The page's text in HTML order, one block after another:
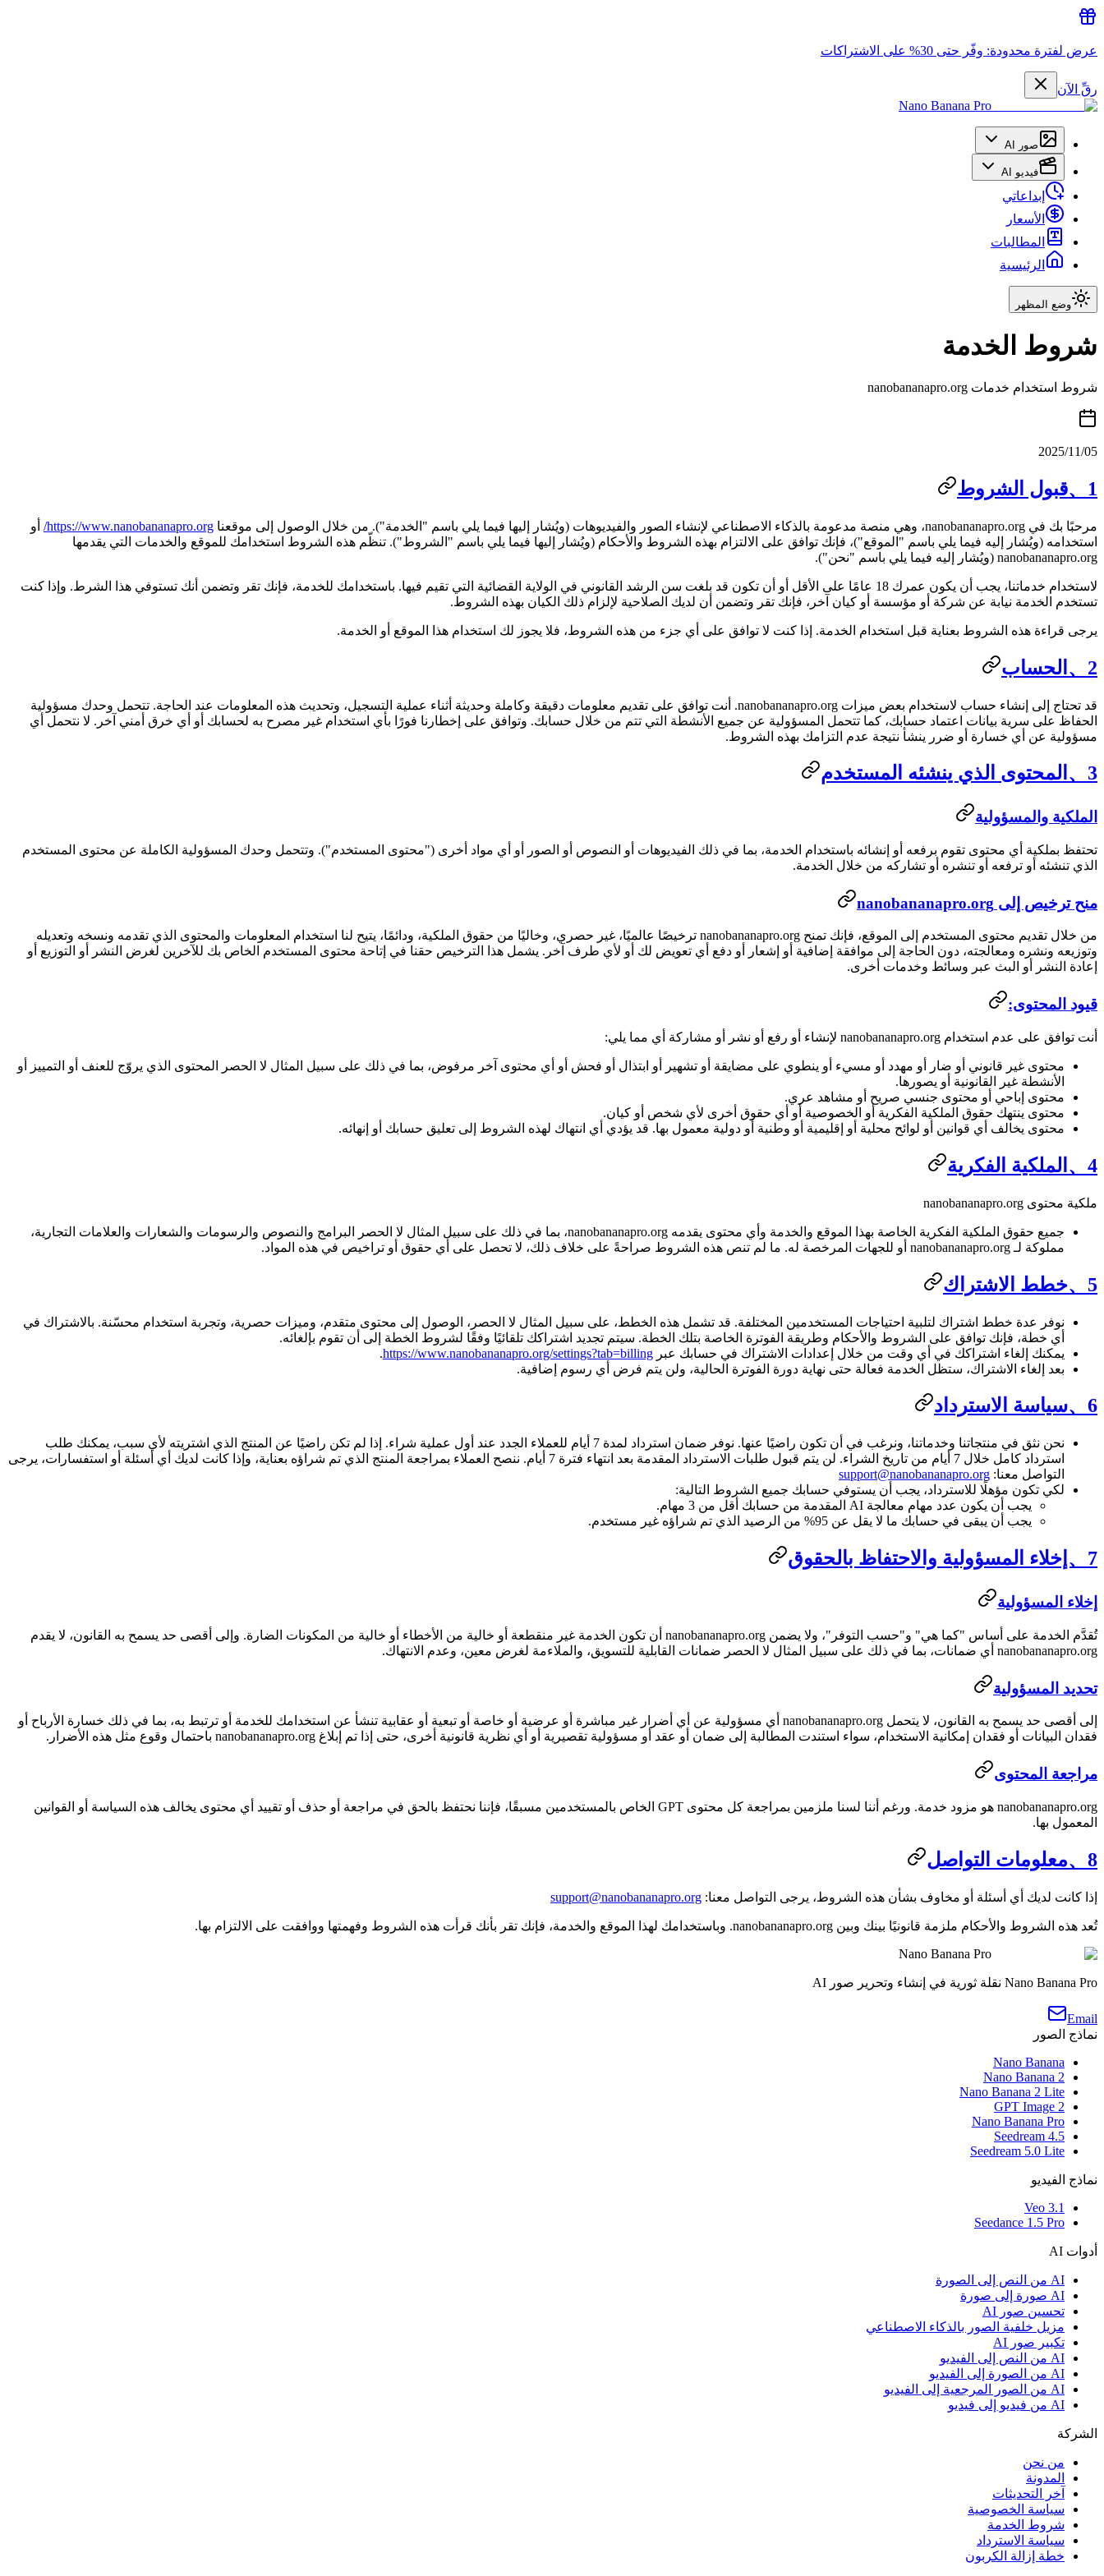
عرض لفترة محدودة: وفّر حتى 30% على الاشتراكات
رقِّ الآن
Nano Banana Pro
صور AI
فيديو AI
إبداعاتي
الأسعار
المطالبات
الرئيسية
وضع المظهر
شروط الخدمة
شروط استخدام خدمات nanobananapro.org
2025/11/05
1、قبول الشروط
مرحبًا بك في nanobananapro.org، وهي منصة مدعومة بالذكاء الاصطناعي لإنشاء الصور والفيديوهات (ويُشار إليها فيما يلي باسم "الخدمة"). من خلال الوصول إلى موقعنا https://www.nanobananapro.org/
أو
استخدامه (ويُشار إليه فيما يلي باسم "الموقع")، فإنك توافق على الالتزام بهذه الشروط والأحكام (ويُشار إليها فيما يلي باسم "الشروط"). تنظّم هذه الشروط استخدامك للموقع والخدمات التي يقدمها
nanobananapro.org (ويُشار إليه فيما يلي باسم "نحن").
لاستخدام خدماتنا، يجب أن يكون عمرك 18 عامًا على الأقل أو أن تكون قد بلغت سن الرشد القانوني في الولاية القضائية التي تقيم فيها. باستخدامك للخدمة، فإنك تقر وتضمن أنك تستوفي هذا الشرط. وإذا كنت
تستخدم الخدمة نيابة عن شركة أو مؤسسة أو كيان آخر، فإنك تقر وتضمن أن لديك الصلاحية لإلزام ذلك الكيان بهذه الشروط.
يرجى قراءة هذه الشروط بعناية قبل استخدام الخدمة. إذا كنت لا توافق على أي جزء من هذه الشروط، فلا يجوز لك استخدام هذا الموقع أو الخدمة.
2、الحساب
قد تحتاج إلى إنشاء حساب لاستخدام بعض ميزات nanobananapro.org. أنت توافق على تقديم معلومات دقيقة وكاملة وحديثة أثناء عملية التسجيل، وتحديث هذه المعلومات عند الحاجة. تتحمل وحدك مسؤولية
الحفاظ على سرية بيانات اعتماد حسابك، كما تتحمل المسؤولية عن جميع الأنشطة التي تتم من خلال حسابك. وتوافق على إخطارنا فورًا بأي استخدام غير مصرح به لحسابك أو أي خرق أمني آخر. لا نتحمل أي
مسؤولية عن أي خسارة أو ضرر ينشأ نتيجة عدم التزامك بهذه الشروط.
3、المحتوى الذي ينشئه المستخدم
الملكية والمسؤولية
تحتفظ بملكية أي محتوى تقوم برفعه أو إنشائه باستخدام الخدمة، بما في ذلك الفيديوهات أو النصوص أو الصور أو أي مواد أخرى ("محتوى المستخدم"). وتتحمل وحدك المسؤولية الكاملة عن محتوى المستخدم
الذي تنشئه أو ترفعه أو تنشره أو تشاركه من خلال الخدمة.
منح ترخيص إلى nanobananapro.org
من خلال تقديم محتوى المستخدم إلى الموقع، فإنك تمنح nanobananapro.org ترخيصًا عالميًا، غير حصري، وخاليًا من حقوق الملكية، ودائمًا، يتيح لنا استخدام المعلومات والمحتوى الذي تقدمه ونسخه وتعديله
وتوزيعه ونشره ومعالجته، دون الحاجة إلى موافقة إضافية أو إشعار أو دفع أي تعويض لك أو لأي طرف آخر. يشمل هذا الترخيص حقنا في إتاحة محتوى المستخدم الخاص بك للآخرين لغرض النشر أو التوزيع أو
إعادة النشر أو البث عبر وسائط وخدمات أخرى.
قيود المحتوى:
أنت توافق على عدم استخدام nanobananapro.org لإنشاء أو رفع أو نشر أو مشاركة أي مما يلي:
محتوى غير قانوني أو ضار أو مهدد أو مسيء أو ينطوي على مضايقة أو تشهير أو ابتذال أو فحش أو أي محتوى آخر مرفوض، بما في ذلك على سبيل المثال لا الحصر المحتوى الذي يروّج للعنف أو التمييز أو
الأنشطة غير القانونية أو يصورها.
محتوى إباحي أو محتوى جنسي صريح أو مشاهد عري.
محتوى ينتهك حقوق الملكية الفكرية أو الخصوصية أو أي حقوق أخرى لأي شخص أو كيان.
محتوى يخالف أي قوانين أو لوائح محلية أو إقليمية أو وطنية أو دولية معمول بها. قد يؤدي أي انتهاك لهذه الشروط إلى تعليق حسابك أو إنهائه.
4、الملكية الفكرية
ملكية محتوى nanobananapro.org
جميع حقوق الملكية الفكرية الخاصة بهذا الموقع والخدمة وأي محتوى يقدمه nanobananapro.org، بما في ذلك على سبيل المثال لا الحصر البرامج والنصوص والرسومات والشعارات والعلامات التجارية،
مملوكة لـ nanobananapro.org أو للجهات المرخصة له. ما لم تنص هذه الشروط صراحةً على خلاف ذلك، لا تحصل على أي حقوق أو تراخيص في هذه المواد.
5、خطط الاشتراك
نوفر عدة خطط اشتراك لتلبية احتياجات المستخدمين المختلفة. قد تشمل هذه الخطط، على سبيل المثال لا الحصر، الوصول إلى محتوى متقدم، وميزات حصرية، وتجربة استخدام محسّنة. بالاشتراك في
أي خطة، فإنك توافق على الشروط والأحكام وطريقة الفوترة الخاصة بتلك الخطة. سيتم تجديد اشتراكك تلقائيًا وفقًا لشروط الخطة إلى أن تقوم بإلغائه.
يمكنك إلغاء اشتراكك في أي وقت من خلال إعدادات الاشتراك في حسابك عبر https://www.nanobananapro.org/settings?tab=billing
.
بعد إلغاء الاشتراك، ستظل الخدمة فعالة حتى نهاية دورة الفوترة الحالية، ولن يتم فرض أي رسوم إضافية.
6、سياسة الاسترداد
نحن نثق في منتجاتنا وخدماتنا، ونرغب في أن تكون راضيًا عنها. نوفر ضمان استرداد لمدة 7 أيام للعملاء الجدد عند أول عملية شراء. إذا لم تكن راضيًا عن المنتج الذي اشتريته لأي سبب، يمكنك طلب
استرداد كامل خلال 7 أيام من تاريخ الشراء. لن يتم قبول طلبات الاسترداد المقدمة بعد انتهاء فترة 7 أيام. ننصح العملاء بمراجعة المنتج الذي تم شراؤه بعناية، وإذا كانت لديك أي أسئلة أو استفسارات، يرجى
التواصل معنا: support@nanobananapro.org
لكي تكون مؤهلًا للاسترداد، يجب أن يستوفي حسابك جميع الشروط التالية:
يجب أن يكون عدد مهام معالجة AI المقدمة من حسابك أقل من 3 مهام.
يجب أن يبقى في حسابك ما لا يقل عن 95% من الرصيد الذي تم شراؤه غير مستخدم.
7、إخلاء المسؤولية والاحتفاظ بالحقوق
إخلاء المسؤولية
تُقدَّم الخدمة على أساس "كما هي" و"حسب التوفر"، ولا يضمن nanobananapro.org أن تكون الخدمة غير منقطعة أو خالية من الأخطاء أو خالية من المكونات الضارة. وإلى أقصى حد يسمح به القانون، لا يقدم
nanobananapro.org أي ضمانات، بما في ذلك على سبيل المثال لا الحصر ضمانات القابلية للتسويق، والملاءمة لغرض معين، وعدم الانتهاك.
تحديد المسؤولية
إلى أقصى حد يسمح به القانون، لا يتحمل nanobananapro.org أي مسؤولية عن أي أضرار غير مباشرة أو عرضية أو خاصة أو تبعية أو عقابية تنشأ عن استخدامك للخدمة أو ترتبط به، بما في ذلك خسارة الأرباح أو
فقدان البيانات أو فقدان إمكانية الاستخدام، سواء استندت المطالبة إلى ضمان أو عقد أو مسؤولية تقصيرية أو أي نظرية قانونية أخرى، حتى إذا تم إبلاغ nanobananapro.org باحتمال وقوع مثل هذه الأضرار.
مراجعة المحتوى
nanobananapro.org هو مزود خدمة. ورغم أننا لسنا ملزمين بمراجعة كل محتوى GPT الخاص بالمستخدمين مسبقًا، فإننا نحتفظ بالحق في مراجعة أو حذف أو تقييد أي محتوى يخالف هذه السياسة أو القوانين
المعمول بها.
8、معلومات التواصل
إذا كانت لديك أي أسئلة أو مخاوف بشأن هذه الشروط، يرجى التواصل معنا: support@nanobananapro.org
تُعد هذه الشروط والأحكام ملزمة قانونيًا بينك وبين nanobananapro.org. وباستخدامك لهذا الموقع والخدمة، فإنك تقر بأنك قرأت هذه الشروط وفهمتها ووافقت على الالتزام بها.
Nano Banana Pro
Nano Banana Pro نقلة ثورية في إنشاء وتحرير صور AI
Email
نماذج الصور
Nano Banana
Nano Banana 2
Nano Banana 2 Lite
GPT Image 2
Nano Banana Pro
Seedream 4.5
Seedream 5.0 Lite
نماذج الفيديو
Veo 3.1
Seedance 1.5 Pro
أدوات AI
AI من النص إلى الصورة
AI صورة إلى صورة
تحسين صور AI
مزيل خلفية الصور بالذكاء الاصطناعي
تكبير صور AI
AI من النص إلى الفيديو
AI من الصورة إلى الفيديو
AI من الصور المرجعية إلى الفيديو
AI من فيديو إلى فيديو
الشركة
من نحن
المدونة
آخر التحديثات
سياسة الخصوصية
شروط الخدمة
سياسة الاسترداد
خطة إزالة الكربون